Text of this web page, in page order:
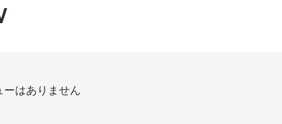
ーはありません